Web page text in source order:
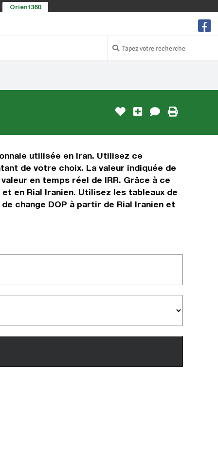
Orient360
utilisée en Iran. Utilisez ce
de votre choix. La valeur indiquée de
en temps réel de IRR. Grâce à ce
en Rial Iranien. Utilisez les tableaux de
change DOP à partir de Rial Iranien et